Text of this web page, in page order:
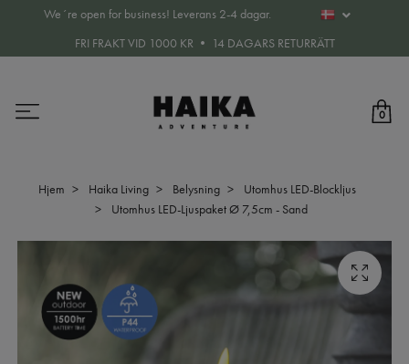
We´re open for business! Leverans 2-4 dagar.
FRI FRAKT VID 1000 KR • 14 DAGARS RETURRÄTT
0
Hjem Haika Living Belysning
Utomhus LED-Blockljus
Utomhus LED-Ljuspaket Ø 7,5cm - Sand